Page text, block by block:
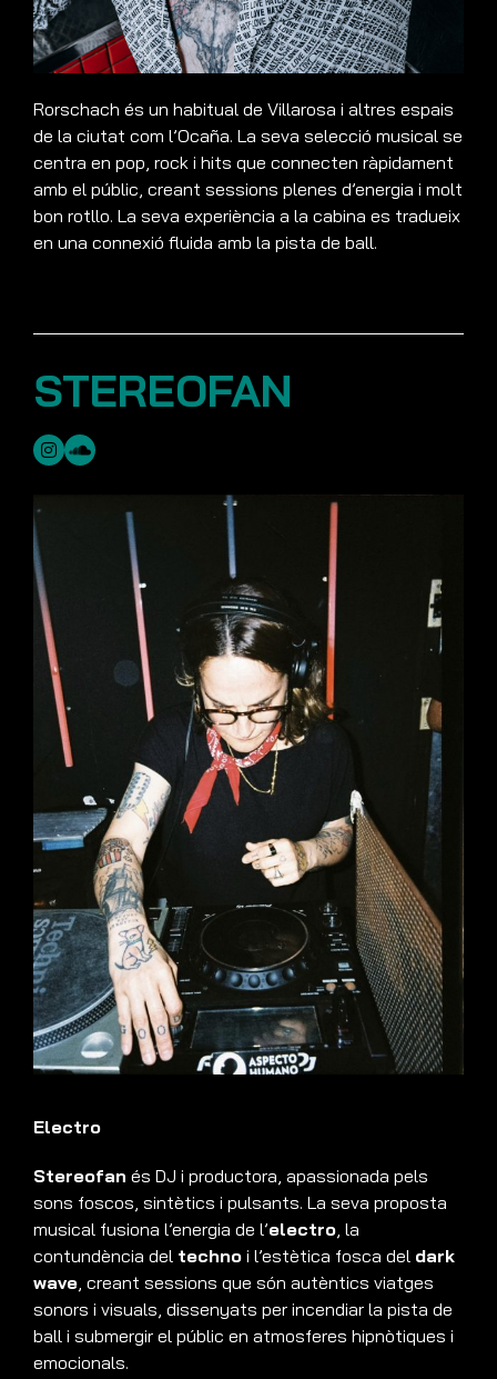
Rorschach és un habitual de Villarosa i altres espais
de la ciutat com l’Ocaña. La seva selecció musical se
centra en pop, rock i hits que connecten ràpidament
amb el públic, creant sessions plenes d’energia i molt
bon rotllo. La seva experiència a la cabina es tradueix
en una connexió fluida amb la pista de ball.
STEREOFAN
Electro
Stereofan és DJ i productora, apassionada pels
sons foscos, sintètics i pulsants. La seva proposta
musical fusiona l’energia de l’electro, la
contundència del techno i l’estètica fosca del dark
wave, creant sessions que són autèntics viatges
sonors i visuals, dissenyats per incendiar la pista de
ball i submergir el públic en atmosferes hipnòtiques i
emocionals.